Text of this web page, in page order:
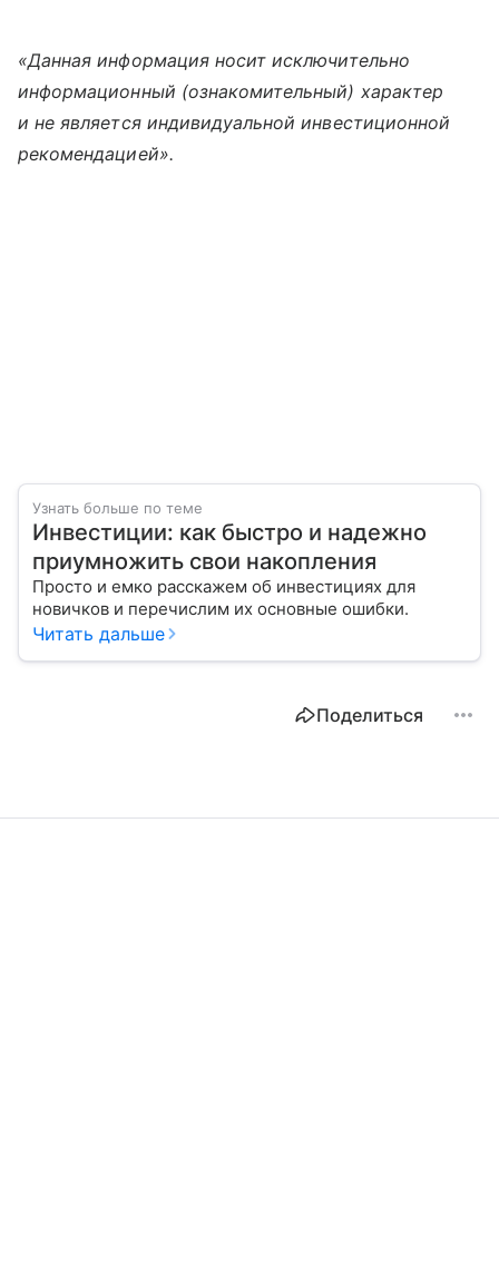
«Данная информация носит исключительно
информационный (ознакомительный) характер
и не является индивидуальной инвестиционной
рекомендацией».
Узнать больше по теме
Инвестиции: как быстро и надежно
приумножить свои накопления
Просто и емко расскажем об инвестициях для
новичков и перечислим их основные ошибки.
Читать дальше
Поделиться